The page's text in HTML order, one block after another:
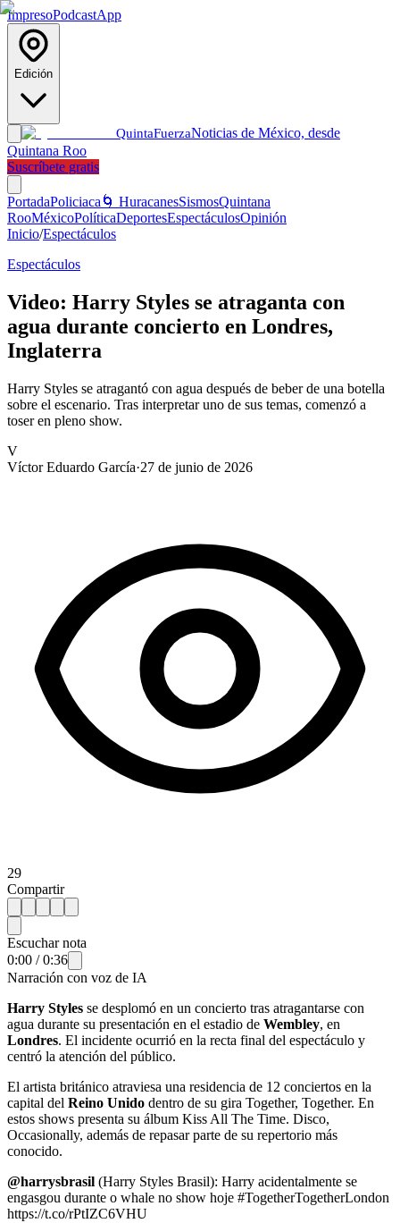
ImpresoPodcastApp
Edición
QuintaFuerzaNoticias de México, desde
Quintana Roo
Suscríbete gratis
PortadaPoliciaca 🌀 HuracanesSismosQuintana
RooMéxicoPolíticaDeportesEspectáculosOpinión
Inicio/Espectáculos
Espectáculos
Video: Harry Styles se atraganta con
agua durante concierto en Londres,
Inglaterra
Harry Styles se atragantó con agua después de beber de una botella
sobre el escenario. Tras interpretar uno de sus temas, comenzó a
toser en pleno show.
V
Víctor Eduardo García·27 de junio de 2026
29
Compartir
Escuchar nota
0:00 /0:36
Narración con voz de IA
Harry Styles se desplomó en un concierto tras atragantarse con
agua durante su presentación en el estadio de Wembley, en
Londres. El incidente ocurrió en la recta final del espectáculo y
centró la atención del público.
El artista británico atraviesa una residencia de 12 conciertos en la
capital del Reino Unido dentro de su gira Together, Together. En
estos shows presenta su álbum Kiss All The Time. Disco,
Occasionally, además de repasar parte de su repertorio más
conocido.
@harrysbrasil (Harry Styles Brasil): Harry acidentalmente se
engasgou durante o whale no show hoje #TogetherTogetherLondon
https://t.co/rPtIZC6VHU